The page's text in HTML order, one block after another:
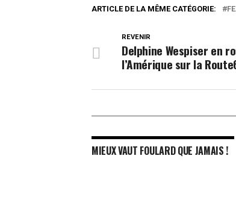
ARTICLE DE LA MÊME CATÉGORIE:
REVENIR
Delphine Wespiser en
l’Amérique sur la
MIEUX VAUT FOULARD QUE JAMAIS !